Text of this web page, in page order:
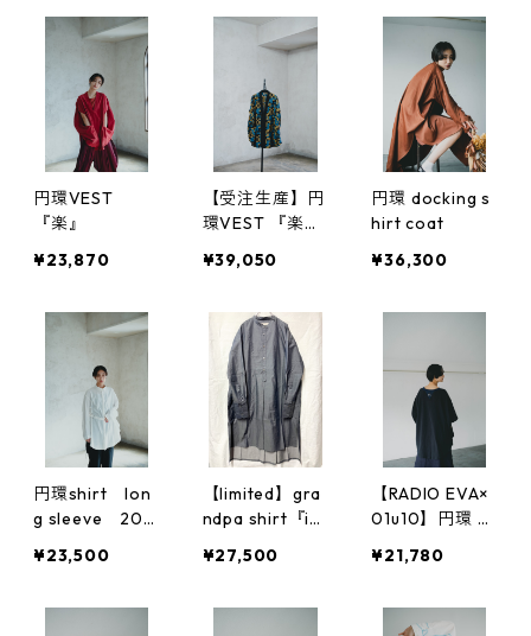
円環VEST
『楽』
¥23,870
【受注生産】円
環VEST 『楽』
¥39,050
円環 docking s
hirt coat
¥36,300
円環shirt lon
g sleeve 202
¥23,500
【limited】gra
ndpa shirt『ik
¥27,500
【RADIO EVA×
01u10】円環 cu
leeve by 01u10
¥21,780